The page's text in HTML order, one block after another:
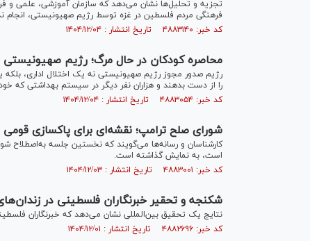
تجزیه و تحلیل‌ها نشان می‌دهد که سازمان آموزشی، علمی و
فرهنگی مردم فلسطین در غزه توسط رژیم صهیونیستی، انجام
کد خبر: ۴۸۸۳۱۴۰ تاریخ انتشار : ۱۴۰۴/۱۲/۰۴
محاصره کودکان در حال مرگ؛ رژیم صهیونیستی
رژیم صدور مجوز رژیم صهیونیستی نه یک اختلال اداری،
را از دست بدهند و هزاران نفر دیگر در سیستم بهداشتی که
کد خبر: ۴۸۸۳۰۵۴ تاریخ انتشار : ۱۴۰۴/۱۲/۰۴
شورای صلح ترامپ؛ نقشه‌ای برای پاکسازی
کارشناسان و رسانه‌ها می‌گویند که نخستین جلسه به‌اصطلاح
است، به نمایش گذاشته است.
کد خبر: ۴۸۸۳۰۰۱ تاریخ انتشار : ۱۴۰۴/۱۲/۰۳
شکنجه و تحقیر خبرنگاران فلسطینی در
نتایج یک تحقیق بین‌المللی نشان می‌دهد که خبرنگاران
کد خبر: ۴۸۸۲۶۹۶ تاریخ انتشار : ۱۴۰۴/۱۲/۰۱